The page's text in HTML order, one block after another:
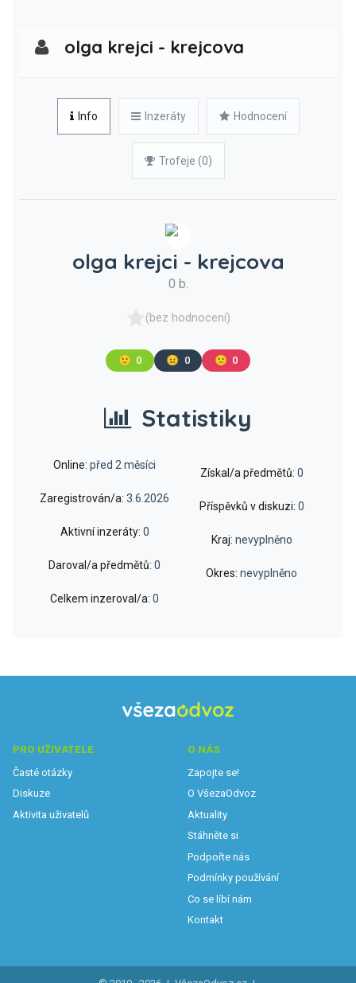
olga krejci - krejcova
Info Inzeráty Hodnocení
Trofeje (0)
olga krejci - krejcova
0 b.
(bez hodnocení)
🙂 0 😐 0 🙁 0
Statistiky
Online: před 2 měsíci
Zaregistrován/a: 3.6.2026
Aktivní inzeráty: 0
Daroval/a předmětů: 0
Celkem inzeroval/a: 0
Získal/a předmětů: 0
Příspěvků v diskuzi: 0
Kraj: nevyplněno
Okres: nevyplněno
PRO UŽIVATELE
Časté otázky
Diskuze
Aktivita uživatelů
O NÁS
Zapojte se!
O VšezaOdvoz
Aktuality
Stáhněte si
Podpořte nás
Podmínky používání
Co se líbí nám
Kontakt